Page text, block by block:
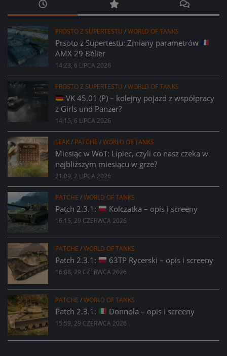
PROSTO Z SUPERTESTU /WORLD OF TANKS
Prsoto z Supertestu: Zmiany parametrów
AMX 29 Bélier
14:23, 6 LIPCA 2026
PROSTO Z SUPERTESTU /WORLD OF TANKS
VK 45.01 (P) – kolejny pojazd z współpracy
z Girls und Panzer?
14:15, 6 LIPCA 2026
LEAK/ PATCHE /WORLD OF TANKS
Miesiąc w WoT: Lipiec, czyli co nasz czeka w
najbliższym miesiącu w grze?
21:09, 2 LIPCA 2026
PATCHE /WORLD OF TANKS
Patch 2.3.1: Kolczatka – opis i screeny
16:15, 29 CZERWCA 2026
PATCHE /WORLD OF TANKS
Patch 2.3.1: 63TP Rycerski – opis i screeny
16:08, 29 CZERWCA 2026
PATCHE /WORLD OF TANKS
Patch 2.3.1: Donnola – opis i screeny
15:59, 29 CZERWCA 2026